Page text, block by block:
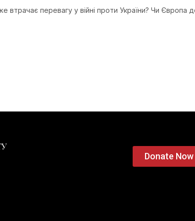
втрачає перевагу у війні проти України? Чи Європа
Donate Now